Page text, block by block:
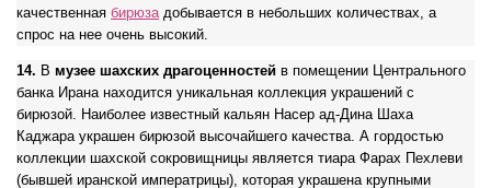
качественная бирюза добывается в небольших количествах, а
спрос на нее очень высокий.
14. В музее шахских драгоценностей в помещении Центрального
банка Ирана находится уникальная коллекция украшений с
бирюзой. Наиболее известный кальян Насер ад-Дина Шаха
Каджара украшен бирюзой высочайшего качества. А гордостью
коллекции шахской сокровищницы является тиара Фарах Пехлеви
(бывшей иранской императрицы), которая украшена крупными